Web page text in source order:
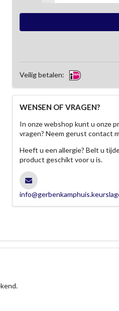
Veilig betalen:
WENSEN OF VRAGEN?
In onze webshop kunt u onze
vragen? Neem gerust contact
Heeft u een allergie? Belt u
product geschikt voor u is.